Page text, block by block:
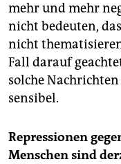
mehr und mehr
nicht bedeuten,
nicht
Fall darauf
solche
sensibel.
Repressionen
Menschen sind